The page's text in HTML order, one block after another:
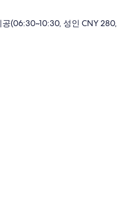
(06:30~10:30, 성인 CNY 280,